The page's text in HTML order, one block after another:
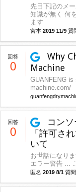
先日下記のメ
知識が無く 何
ます
宮本 2019 11/9 質
回答
0
Why
Machine
GUANFENG is
machine.com/
回答
0
コン
「許可さ
いて
お世話になり
エラー警告 ...
匿名 2019 8/1 質問